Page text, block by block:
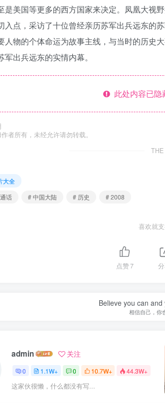
是美国等更多的西方国家来决定。凤凰大视
入点，采访了十位曾经亲历苏军出兵远东的
人物的个体命运为故事主线，与当时的历史
军出兵远东的实情内幕。
此处内容已
者所有，未经允许请勿转载。
大全
话
# 中国大陆 # 历史 # 2008
喜欢就
点赞7
Believe you can and
相信自己，你
admin 关注
0 1.1W+ 0 10.7W+ 44.3W+
这家伙很懒，什么都没有写...